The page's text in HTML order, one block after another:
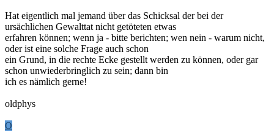
Hat eigentlich mal jemand über das Schicksal der bei der
ursächlichen Gewalttat nicht getöteten etwas
erfahren können; wenn ja - bitte berichten; wen nein - warum nicht,
oder ist eine solche Frage auch schon
ein Grund, in die rechte Ecke gestellt werden zu können, oder gar
schon unwiederbringlich zu sein; dann bin
ich es nämlich gerne!
oldphys
O